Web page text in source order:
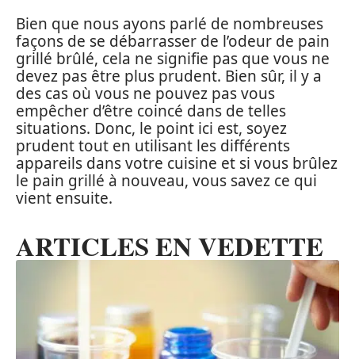
Bien que nous ayons parlé de nombreuses
façons de se débarrasser de l’odeur de pain
grillé brûlé, cela ne signifie pas que vous ne
devez pas être plus prudent. Bien sûr, il y a
des cas où vous ne pouvez pas vous
empêcher d’être coincé dans de telles
situations. Donc, le point ici est, soyez
prudent tout en utilisant les différents
appareils dans votre cuisine et si vous brûlez
le pain grillé à nouveau, vous savez ce qui
vient ensuite.
ARTICLES EN VEDETTE